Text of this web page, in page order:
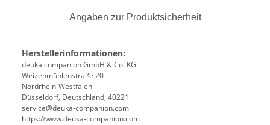
Angaben zur Produktsicherheit
Herstellerinformationen:
deuka companion GmbH & Co. KG
Weizenmühlenstraße 20
Nordrhein-Westfalen
Düsseldorf, Deutschland, 40221
service@deuka-companion.com
https://www.deuka-companion.com